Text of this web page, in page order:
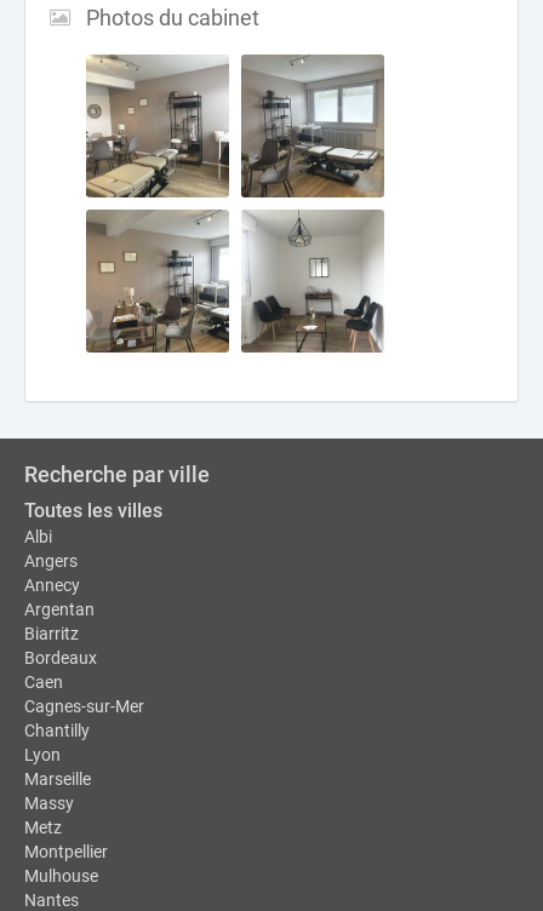
Photos du cabinet
Recherche par ville
Toutes les villes
Albi
Angers
Annecy
Argentan
Biarritz
Bordeaux
Caen
Cagnes-sur-Mer
Chantilly
Lyon
Marseille
Massy
Metz
Montpellier
Mulhouse
Nantes